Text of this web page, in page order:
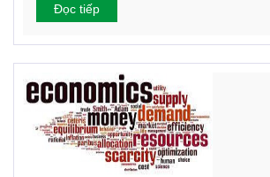
Đọc tiếp